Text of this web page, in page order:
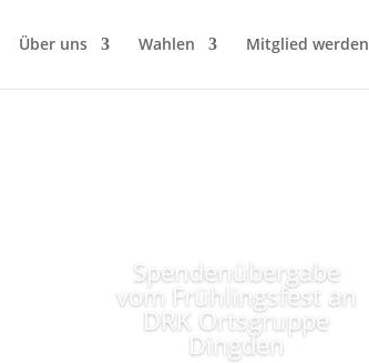
Über uns Wahlen Mitglied werden
Spendenübergabe
vom Frühlingsfest an
DRK Ortsgruppe
Dingden